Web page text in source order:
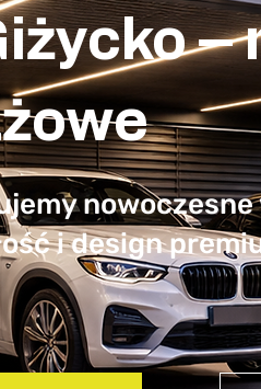
–
i design